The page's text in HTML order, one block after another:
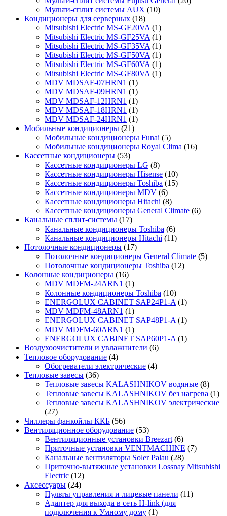
Мульти-сплит системы AUX (10)
Кондиционеры для серверных (18)
Mitsubishi Electric MS-GF20VA (1)
Mitsubishi Electric MS-GF25VA (1)
Mitsubishi Electric MS-GF35VA (1)
Mitsubishi Electric MS-GF50VA (1)
Mitsubishi Electric MS-GF60VA (1)
Mitsubishi Electric MS-GF80VA (1)
MDV MDSAF-07HRN1 (1)
MDV MDSAF-09HRN1 (1)
MDV MDSAF-12HRN1 (1)
MDV MDSAF-18HRN1 (1)
MDV MDSAF-24HRN1 (1)
Мобильные кондиционеры (21)
Мобильные кондиционеры Funai (5)
Мобильные кондиционеры Royal Clima (16)
Кассетные кондиционеры (53)
Кассетные кондиционеры LG (8)
Кассетные кондиционеры Hisense (10)
Кассетные кондиционеры Toshiba (15)
Кассетные кондиционеры MDV (6)
Кассетные кондиционеры Hitachi (8)
Кассетные кондиционеры General Climate (6)
Канальные сплит-системы (17)
Канальные кондиционеры Toshiba (6)
Канальные кондиционеры Hitachi (11)
Потолочные кондиционеры (17)
Потолочные кондиционеры General Climate (5)
Потолочные кондиционеры Toshiba (12)
Колонные кондиционеры (16)
MDV MDFM-24ARN1 (1)
Колонные кондиционеры Toshiba (10)
ENERGOLUX CABINET SAP24P1-A (1)
MDV MDFM-48ARN1 (1)
ENERGOLUX CABINET SAP48P1-A (1)
MDV MDFM-60ARN1 (1)
ENERGOLUX CABINET SAP60P1-A (1)
Воздухоочистители и увлажнители (6)
Тепловое оборудование (4)
Обогреватели электрические (4)
Тепловые завесы (36)
Тепловые завесы KALASHNIKOV водяные (8)
Тепловые завесы KALASHNIKOV без нагрева (1)
Тепловые завесы KALASHNIKOV электрические
(27)
Чиллеры фанкойлы ККБ (56)
Вентиляционное оборудование (53)
Вентиляционные установки Breezart (6)
Приточные установки VENTMACHINE (7)
Канальные вентиляторы Soler Palau (28)
Приточно-вытяжные установки Lossnay Mitsubishi
Electric (12)
Аксессуары (24)
Пульты управления и лицевые панели (11)
Адаптер для выхода в сеть H-link (для
подключения к Умному дому (1)